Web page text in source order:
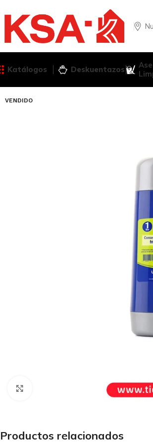
Katálogos Deskuentazos
VENDIDO
Haga Click para agrandar
Productos relacionados